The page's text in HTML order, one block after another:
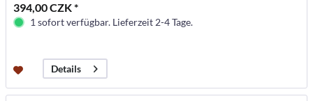
394,00 CZK *
1 sofort verfügbar. Lieferzeit 2-4 Tage.
Details